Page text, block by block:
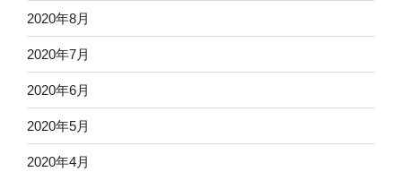
2020年8月
2020年7月
2020年6月
2020年5月
2020年4月